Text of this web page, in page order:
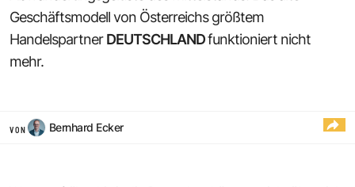
Geschäftsmodell von Österreichs größtem
HandelspartnerDEUTSCHLANDfunktioniert nicht
mehr.
VON Bernhard Ecker